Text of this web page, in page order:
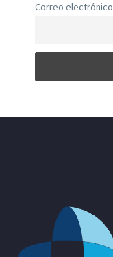
Correo electrónico